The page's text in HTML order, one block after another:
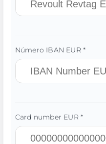
Número IBAN EUR *
Card number EUR *